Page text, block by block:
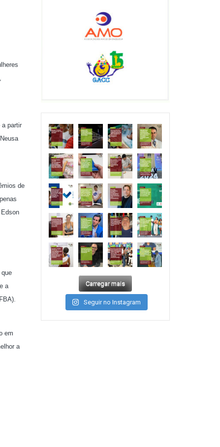
a partir
de
a
em
a
Carregar mais
Seguir no Instagram